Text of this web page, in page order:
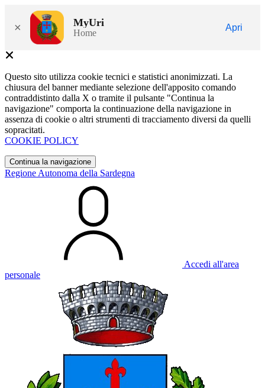
× MyUri
Home
Apri
Questo sito utilizza cookie tecnici e statistici anonimizzati. La
chiusura del banner mediante selezione dell'apposito comando
contraddistinto dalla X o tramite il pulsante "Continua la
navigazione" comporta la continuazione della navigazione in
assenza di cookie o altri strumenti di tracciamento diversi da quelli
sopracitati.
COOKIE POLICY
Continua la navigazione
Regione Autonoma della Sardegna
Accedi all'area
personale